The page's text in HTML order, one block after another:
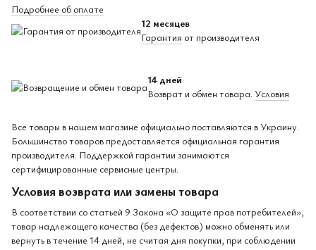
Подробнее об оплате
12 месяцев
Гарантия от производителя
14 дней
Возврат и обмен товара. Условия
Все товары в нашем магазине официально поставляются в Украину.
Большинство товаров предоставляется официальная гарантия
производителя. Поддержкой гарантии занимаются
сертифицированные сервисные центры.
Условия возврата или замены товара
В соответствии со статьей 9 Закона «О защите прав потребителей»,
товар надлежащего качества (без дефектов) можно обменять или
вернуть в течение 14 дней, не считая дня покупки, при соблюдении